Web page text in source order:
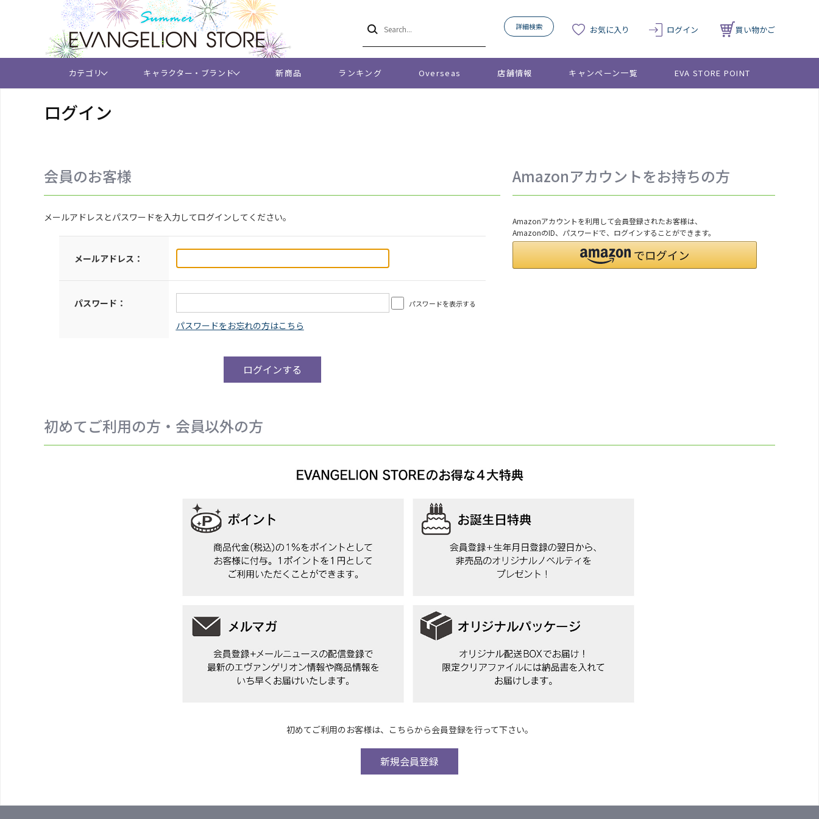
詳細検索 お気に入り ログイン 買い物かご
カテゴリ キャラクター・ブランド 新商品 ランキング Overseas 店舗情報 キャンペーン一覧 EVA STORE POINT
ログイン
会員のお客様
メールアドレスとパスワードを入力してログインしてください。
メールアドレス：
パスワード： パスワードを表示する
Amazonアカウントをお持ちの方
Amazonアカウントを利用して会員登録されたお客様は、
AmazonのID、パスワードで、ログインすることができます。
初めてご利用の方・会員以外の方